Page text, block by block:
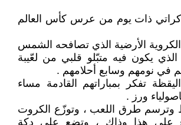
ذات يوم من عرس كأس العالم
الأرضية الذي تصافحه الشمس
يكون فيه متبّلو قلبي من لعّيبة
في نومهم وسابع أحلامهم .
تفكر بمباراتهم القادمة مساء
ورز .
وترسم طرق اللعب ، وتوزّع الكروت
على هذا وذاك ، وتضع على دكة